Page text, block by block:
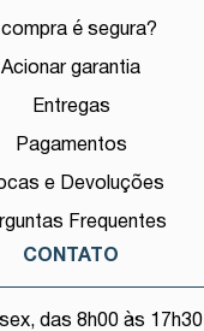
é segura?
Acionar garantia
Entregas
Pagamentos
e Devoluções
Frequentes
CONTATO
das 8h00 às 17h30